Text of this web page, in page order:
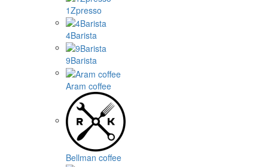
1Zpresso
4Barista
9Barista
Aram coffee
Bellman coffee